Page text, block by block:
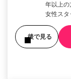
年以上
女性スタ
後で見る